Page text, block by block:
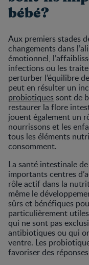
bébé?
Aux premiers stades
changements dans
émotionnel,
infections ou les
perturber l’équilibre
peut en résulter un
probiotiquessont de
restaurer la flore
jouent également un
nourrissons et les
tous les éléments
consomment.
La santé intestinale
importants centres
rôle actif dans la
même le
sûrs et bénéfiques
particulièrement
qui ne sont pas
antibiotiques ou qui
ventre. Les
favoriser des